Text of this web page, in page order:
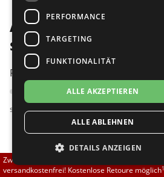
Übergrößen 43-44
Flexerinas
RayRose
Rummos
Rumpf
SoDanca
TopTanz
Anna Kern 700-60
schwarz
Passt am besten bei Fußweite:
schmal normal
4.00 (3
Zwischen 70,00 EUR und 800,00 EUR liefern
versandkostenfrei! Kostenlose Retoure möglich1
PERFORMANCE
TARGETING
FUNKTIONALITÄT
ALLE AKZEPTIEREN
ALLE ABLEHNEN
DETAILS ANZEIGEN